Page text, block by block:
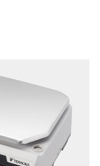
portioneren,